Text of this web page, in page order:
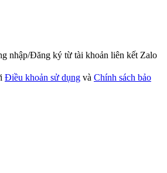
nhập/Đăng ký từ tài khoản liên kết Zalo
Điều khoản sử dụng và Chính sách bảo